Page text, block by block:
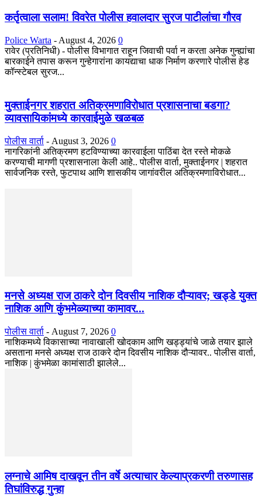
कर्तृत्वाला सलाम! विवरेत पोलीस हवालदार सुरज पाटीलांचा गौरव
Police Warta - August 4, 2026 0
रावेर (प्रतिनिधी) - पोलीस विभागात राहून जिवाची पर्वा न करता अनेक गुन्ह्यांचा
बारकाईने तपास करून गुन्हेगारांना कायद्याचा धाक निर्माण करणारे पोलीस हेड
कॉन्स्टेबल सुरज...
मुक्ताईनगर शहरात अतिक्रमणाविरोधात प्रशासनाचा बडगा?
व्यावसायिकांमध्ये कारवाईमुळे खळबळ
पोलीस वार्ता - August 3, 2026 0
नागरिकांनी अतिक्रमण हटविण्याच्या कारवाईला पाठिंबा देत रस्ते मोकळे
करण्याची मागणी प्रशासनाला केली आहे.. पोलीस वार्ता, मुक्ताईनगर | शहरात
सार्वजनिक रस्ते, फुटपाथ आणि शासकीय जागांवरील अतिक्रमणाविरोधात...
मनसे अध्यक्ष राज ठाकरे दोन दिवसीय नाशिक दौऱ्यावर; खड्डे युक्त
नाशिक आणि कुंभमेळ्याच्या कामावर...
पोलीस वार्ता - August 7, 2026 0
नाशिकमध्ये विकासाच्या नावाखाली खोदकाम आणि खड्ड्यांचे जाळे तयार झाले
असताना मनसे अध्यक्ष राज ठाकरे दोन दिवसीय नाशिक दौऱ्यावर.. पोलीस वार्ता,
नाशिक | कुंभमेळा कामांसाठी झालेले...
लग्नाचे आमिष दाखवून तीन वर्षे अत्याचार केल्याप्रकरणी तरुणासह
तिघांविरुद्ध गुन्हा